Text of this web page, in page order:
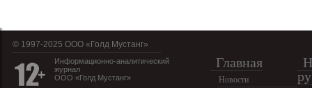
© 1997-2025 OOO «Голд Мустанг»
Информационно-аналитический
журнал
ООО «Голд Мустанг»
Главная
Новости